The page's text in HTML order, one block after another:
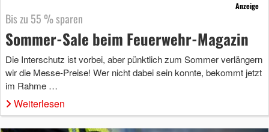
Anzeige
Bis zu 55 % sparen
Sommer-Sale beim Feuerwehr-Magazin
Die Interschutz ist vorbei, aber pünktlich zum Sommer verlängern
wir die Messe-Preise! Wer nicht dabei sein konnte, bekommt jetzt
im Rahme …
Weiterlesen